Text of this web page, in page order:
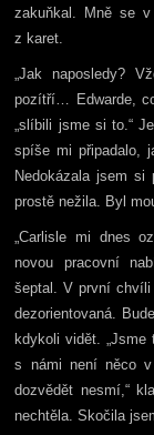
zakuňkal. Mně se
z karet.
„Jak naposledy?
pozítří… Edwarde,
„slíbili jsme si to.“
spíše mi připadalo,
Nedokázala jsem
prostě nežila. Byl
„Carlisle mi dnes
novou pracovní
šeptal. V první
dezorientovaná.
kdykoli vidět.
s námi není něco
dozvědět nesmí,“
nechtěla. Skočila